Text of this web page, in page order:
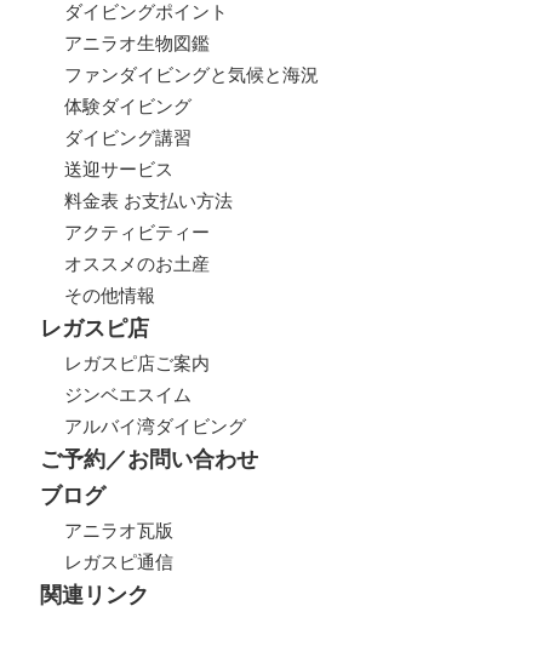
ダイビングポイント
アニラオ生物図鑑
ファンダイビングと気候と海況
体験ダイビング
ダイビング講習
送迎サービス
料金表 お支払い方法
アクティビティー
オススメのお土産
その他情報
レガスピ店
レガスピ店ご案内
ジンベエスイム
アルバイ湾ダイビング
ご予約／お問い合わせ
ブログ
アニラオ瓦版
レガスピ通信
関連リンク